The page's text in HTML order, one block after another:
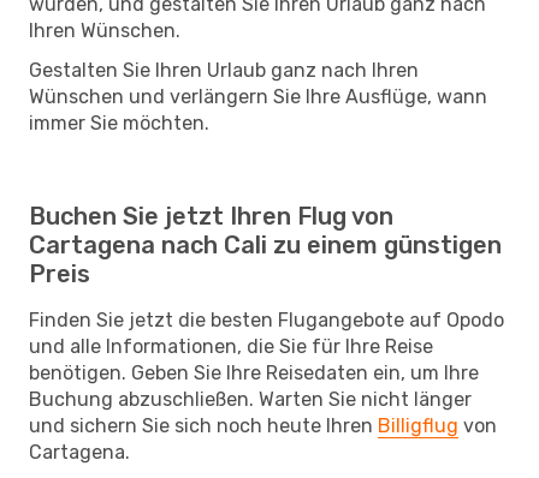
Ihren Wünschen.
Gestalten Sie Ihren Urlaub ganz nach Ihren
Wünschen und verlängern Sie Ihre Ausflüge, wann
immer Sie möchten.
Buchen Sie jetzt Ihren Flug von
Cartagena nach Cali zu einem günstigen
Preis
Finden Sie jetzt die besten Flugangebote auf Opodo
und alle Informationen, die Sie für Ihre Reise
benötigen. Geben Sie Ihre Reisedaten ein, um Ihre
Buchung abzuschließen. Warten Sie nicht länger
und sichern Sie sich noch heute Ihren Billigflug von
Cartagena.